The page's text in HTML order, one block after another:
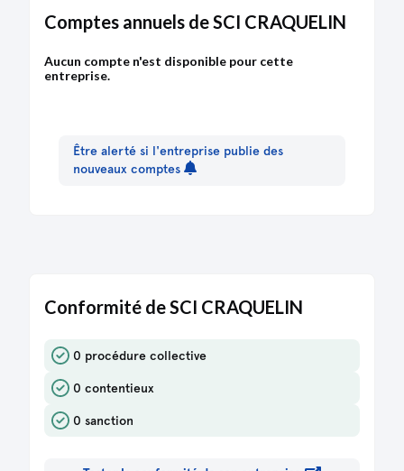
Comptes annuels de SCI CRAQUELIN
Aucun compte n'est disponible pour cette
entreprise.
Être alerté si l'entreprise publie des
nouveaux comptes
Conformité de SCI CRAQUELIN
0 procédure collective
0 contentieux
0 sanction